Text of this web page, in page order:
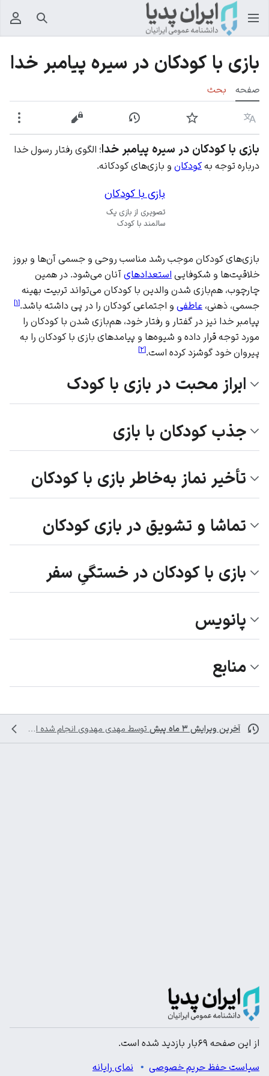
جستجو
بازی با کودکان در سیره پیامبر خدا
صفحه بحث
زبان پیگیری نمایش تاریخچهنمایش مبدأ
بازی با کودکان در سیره پیامبر خدا؛ الگوی رفتار رسول خدا
درباره توجه به کودکان و بازی‌های کودکانه.
بازی با کودکان
تصویری از بازی یک
سالمند با کودک
بازی‌های کودکان موجب رشد مناسب روحی و جسمی آن‌ها و بروز
خلاقیت‌ها و شکوفایی استعدادهای آنان می‌شود. در همین
چارچوب، هم‌بازی شدن والدین با کودکان می‌تواند تربیت بهینه
جسمی، ذهنی، عاطفی و اجتماعی کودکان را در پی داشته باشد.[۱]
پیامبر خدا نیز در گفتار و رفتار خود، هم‌بازی شدن با کودکان را
مورد توجه قرار داده و شیوه‌ها و پیامدهای بازی با کودکان را به
پیروان خود گوشزد کرده است.[۲]
ابراز محبت در بازی با کودک
جذب کودکان با بازی
تأخیر نماز به‌خاطر بازی با کودکان
تماشا و تشویق در بازی کودکان
بازی با کودکان در خستگیِ سفر
پانویس
منابع
آخرین ویرایش ۳ ماه پیش توسط مهدی مهدوی انجام شده است
از این صفحه ۶۹بار بازدید شده است.
سیاست حفظ حریم خصوصی نمای رایانه